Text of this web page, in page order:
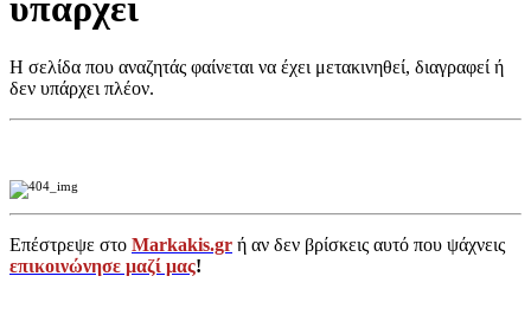
υπάρχει
Η σελίδα που αναζητάς φαίνεται να έχει μετακινηθεί, διαγραφεί ή
δεν υπάρχει πλέον.
Επέστρεψε στο Markakis.gr ή αν δεν βρίσκεις αυτό που ψάχνεις
επικοινώνησε μαζί μας!